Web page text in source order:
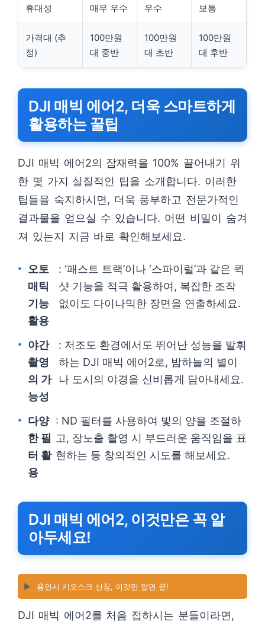
휴대성 매우 우수 우수 보통
가격대 (추
정)
100만원
대 중반
100만원
대 초반
100만원
대 후반
DJI 매빅 에어2, 더욱 스마트하게
활용하는 꿀팁
DJI 매빅 에어2의 잠재력을 100% 끌어내기 위
한 몇 가지 실질적인 팁을 소개합니다. 이러한
팁들을 숙지하시면, 더욱 풍부하고 전문가적인
결과물을 얻으실 수 있습니다. 어떤 비밀이 숨겨
져 있는지 지금 바로 확인해보세요.
오토
매틱
기능
활용
: ‘패스트 트랙’이나 ‘스파이럴’과 같은 퀵
샷 기능을 적극 활용하여, 복잡한 조작
없이도 다이나믹한 장면을 연출하세요.
야간
촬영
의 가
능성
: 저조도 환경에서도 뛰어난 성능을 발휘
하는 DJI 매빅 에어2로, 밤하늘의 별이
나 도시의 야경을 신비롭게 담아내세요.
다양
한 필
터 활
용
: ND 필터를 사용하여 빛의 양을 조절하
고, 장노출 촬영 시 부드러운 움직임을 표
현하는 등 창의적인 시도를 해보세요.
DJI 매빅 에어2, 이것만은 꼭 알
아두세요!
▶️ 용인시 키오스크 신청, 이것만 알면 끝!
DJI 매빅 에어2를 처음 접하시는 분들이라면,